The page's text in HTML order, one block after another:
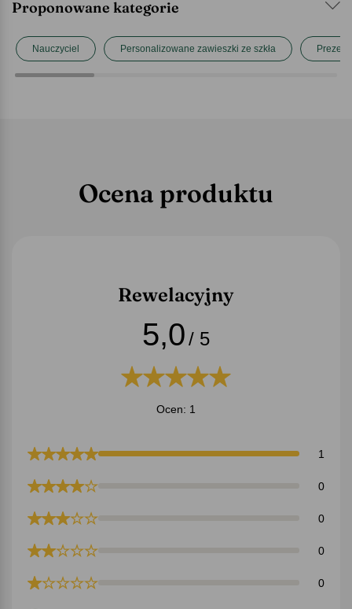
Proponowane kategorie
Nauczyciel Personalizowane zawieszki ze szkła
Ocena produktu
Rewelacyjny
5,0/ 5
Ocen: 1
1
0
0
0
0